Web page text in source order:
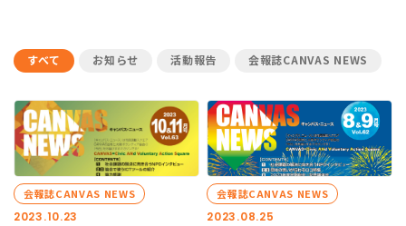
すべて お知らせ 活動報告 会報誌CANVAS NEWS
2023.10.23
会報誌CANVAS NEWS
2023.08.25
会報誌CANVAS NEWS